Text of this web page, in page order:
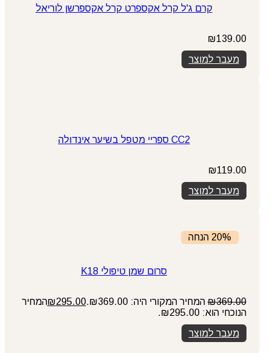
קרם ג'ל קרל אקספרט קרל אקספרשן לוריאל
₪139.00
מעבר למוצר
CC2 ספריי מטפל בשיער אינדולה
₪119.00
מעבר למוצר
20% הנחה
סרום שמן טיפולי K18
₪369.00 המחיר המקורי היה: ₪369.00. ₪295.00
המחיר
הנוכחי הוא: ₪295.00.
מעבר למוצר